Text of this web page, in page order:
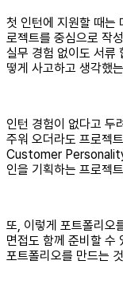
첫 인턴에 지원할 때는
로젝트를 중심으로 작
실무 경험 없이도 서류
떻게 사고하고 생각했
인턴 경험이 없다고 두
주워 오더라도 프로젝
Customer Personality
인을 기획하는 프로젝
또, 이렇게 포트폴리오
면접도 함께 준비할 수
포트폴리오를 만드는